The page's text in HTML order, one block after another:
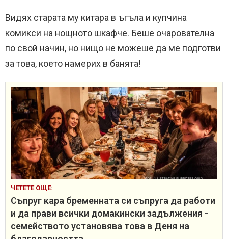
Видях старата му китара в ъгъла и купчина
комикси на нощното шкафче. Беше очарователна
по свой начин, но нищо не можеше да ме подготви
за това, което намерих в банята!
ЧЕТЕТЕ ОЩЕ:
Съпруг кара бременната си съпруга да работи
и да прави всички домакински задължения -
семейството установява това в Деня на